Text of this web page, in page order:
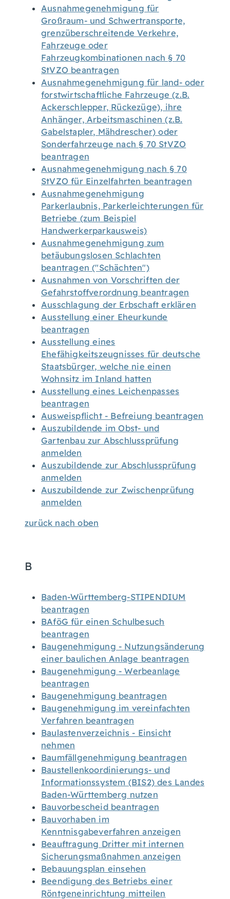
Ausnahmegenehmigung für
Großraum- und Schwertransporte,
grenzüberschreitende Verkehre,
Fahrzeuge oder
Fahrzeugkombinationen nach § 70
StVZO beantragen
Ausnahmegenehmigung für land- oder
forstwirtschaftliche Fahrzeuge (z.B.
Ackerschlepper, Rückezüge), ihre
Anhänger, Arbeitsmaschinen (z.B.
Gabelstapler, Mähdrescher) oder
Sonderfahrzeuge nach § 70 StVZO
beantragen
Ausnahmegenehmigung nach § 70
StVZO für Einzelfahrten beantragen
Ausnahmegenehmigung
Parkerlaubnis, Parkerleichterungen für
Betriebe (zum Beispiel
Handwerkerparkausweis)
Ausnahmegenehmigung zum
betäubungslosen Schlachten
beantragen ("Schächten")
Ausnahmen von Vorschriften der
Gefahrstoffverordnung beantragen
Ausschlagung der Erbschaft erklären
Ausstellung einer Eheurkunde
beantragen
Ausstellung eines
Ehefähigkeitszeugnisses für deutsche
Staatsbürger, welche nie einen
Wohnsitz im Inland hatten
Ausstellung eines Leichenpasses
beantragen
Ausweispflicht - Befreiung beantragen
Auszubildende im Obst- und
Gartenbau zur Abschlussprüfung
anmelden
Auszubildende zur Abschlussprüfung
anmelden
Auszubildende zur Zwischenprüfung
anmelden
zurück nach oben
B
Baden-Württemberg-STIPENDIUM
beantragen
BAföG für einen Schulbesuch
beantragen
Baugenehmigung - Nutzungsänderung
einer baulichen Anlage beantragen
Baugenehmigung - Werbeanlage
beantragen
Baugenehmigung beantragen
Baugenehmigung im vereinfachten
Verfahren beantragen
Baulastenverzeichnis - Einsicht
nehmen
Baumfällgenehmigung beantragen
Baustellenkoordinierungs- und
Informationssystem (BIS2) des Landes
Baden-Württemberg nutzen
Bauvorbescheid beantragen
Bauvorhaben im
Kenntnisgabeverfahren anzeigen
Beauftragung Dritter mit internen
Sicherungsmaßnahmen anzeigen
Bebauungsplan einsehen
Beendigung des Betriebs einer
Röntgeneinrichtung mitteilen